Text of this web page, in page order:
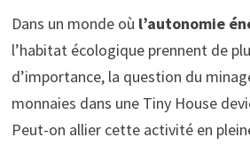
Dans un monde où l’autonomie
l’habitat écologique prennent de
d’importance, la question du
monnaies dans une Tiny House
Peut-on allier cette activité en